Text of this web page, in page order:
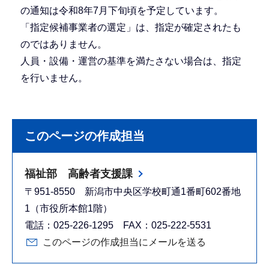
の通知は令和8年7月下旬頃を予定しています。
「指定候補事業者の選定」は、指定が確定されたも
のではありません。
人員・設備・運営の基準を満たさない場合は、指定
を行いません。
このページの作成担当
福祉部 高齢者支援課
〒951-8550 新潟市中央区学校町通1番町602番地
1（市役所本館1階）
電話：025-226-1295 FAX：025-222-5531
このページの作成担当にメールを送る